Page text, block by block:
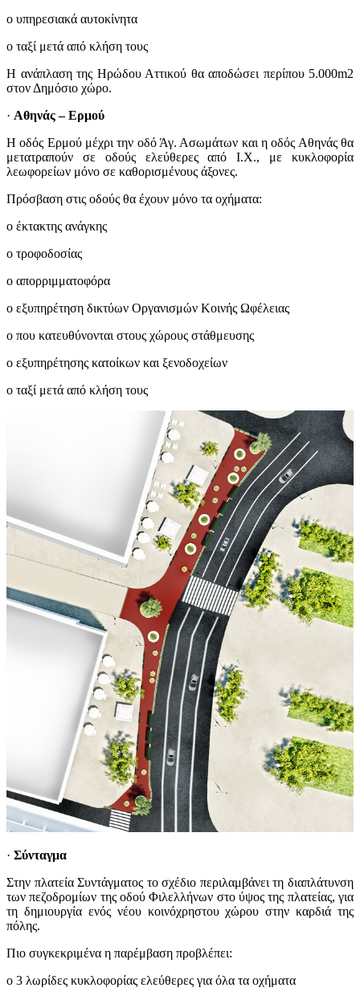
o υπηρεσιακά αυτοκίνητα
o ταξί μετά από κλήση τους
Η ανάπλαση της Ηρώδου Αττικού θα αποδώσει περίπου 5.000m2
στον Δημόσιο χώρο.
· Αθηνάς – Ερμού
Η οδός Ερμού μέχρι την οδό Άγ. Ασωμάτων και η οδός Αθηνάς θα
μετατραπούν σε οδούς ελεύθερες από Ι.Χ., με κυκλοφορία
λεωφορείων μόνο σε καθορισμένους άξονες.
Πρόσβαση στις οδούς θα έχουν μόνο τα οχήματα:
o έκτακτης ανάγκης
o τροφοδοσίας
o απορριμματοφόρα
o εξυπηρέτηση δικτύων Οργανισμών Κοινής Ωφέλειας
o που κατευθύνονται στους χώρους στάθμευσης
o εξυπηρέτησης κατοίκων και ξενοδοχείων
o ταξί μετά από κλήση τους
· Σύνταγμα
Στην πλατεία Συντάγματος το σχέδιο περιλαμβάνει τη διαπλάτυνση
των πεζοδρομίων της οδού Φιλελλήνων στο ύψος της πλατείας, για
τη δημιουργία ενός νέου κοινόχρηστου χώρου στην καρδιά της
πόλης.
Πιο συγκεκριμένα η παρέμβαση προβλέπει:
o 3 λωρίδες κυκλοφορίας ελεύθερες για όλα τα οχήματα